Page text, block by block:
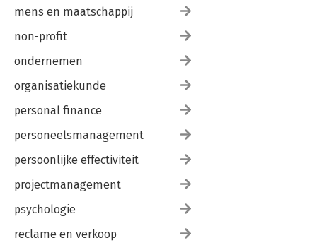
mens en maatschappij
non-profit
ondernemen
organisatiekunde
personal finance
personeelsmanagement
persoonlijke effectiviteit
projectmanagement
psychologie
reclame en verkoop